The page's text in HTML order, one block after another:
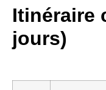
Itinéraire
jours)